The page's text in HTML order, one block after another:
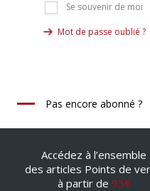
Se souvenir de moi
Mot de passe oublié ?
Pas encore abonné ?
Accédez à l’ensemble
des articles Points de
à partir de 95€